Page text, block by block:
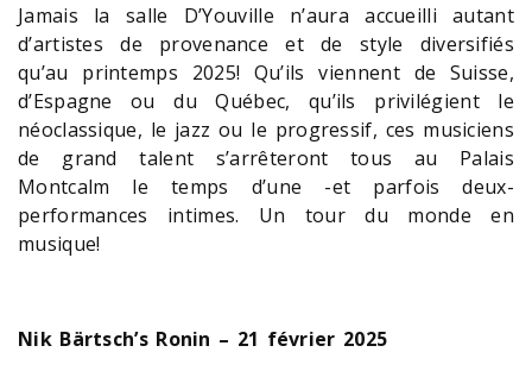
Jamais la salle D’Youville n’aura accueilli autant
d’artistes de provenance et de style diversifiés
qu’au printemps 2025! Qu’ils viennent de Suisse,
d’Espagne ou du Québec, qu’ils privilégient le
néoclassique, le jazz ou le progressif, ces musiciens
de grand talent s’arrêteront tous au Palais
Montcalm le temps d’une -et parfois deux-
performances intimes. Un tour du monde en
musique!
Nik Bärtsch’s Ronin – 21 février 2025